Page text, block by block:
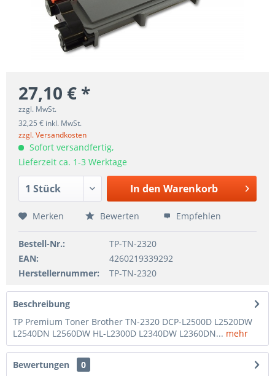
27,10 € *
zzgl. MwSt.
32,25 € inkl. MwSt.
zzgl. Versandkosten
Sofort versandfertig,
Lieferzeit ca. 1-3 Werktage
In den Warenkorb
Merken Bewerten Empfehlen
Bestell-Nr.:
TP-TN-2320
EAN:
4260219339292
Herstellernummer:
TP-TN-2320
Beschreibung
TP Premium Toner Brother TN-2320 DCP-L2500D L2520DW
L2540DN L2560DW HL-L2300D L2340DW L2360DN... mehr
Bewertungen
0